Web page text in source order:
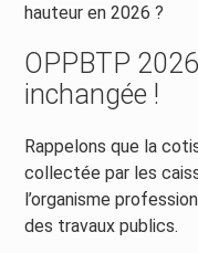
hauteur en 2026 ?
OPPBTP
inchangée !
Rappelons que la
collectée par les
l’organisme
des travaux publics.